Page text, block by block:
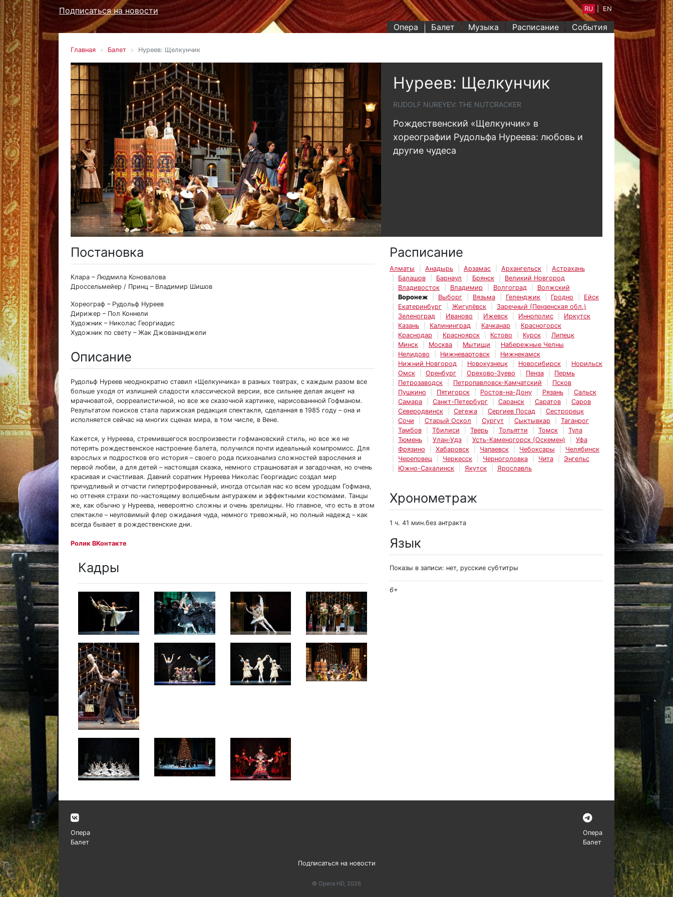
Опера Балет Музыка Расписание События
Подписаться на новости RU EN
Главная Балет Нуреев: Щелкунчик
Нуреев: Щелкунчик
RUDOLF NUREYEV: THE NUTCRACKER
Рождественский «Щелкунчик» в
хореографии Рудольфа Нуреева: любовь и
другие чудеса
Постановка
Клара – Людмила Коновалова
Дроссельмейер / Принц – Владимир Шишов
Хореограф – Рудольф Нуреев
Дирижер – Пол Коннели
Художник – Николас Георгиадис
Художник по свету – Жак Джовананджели
Описание
Рудольф Нуреев неоднократно ставил «Щелкунчика» в разных театрах, с каждым разом все
больше уходя от излишней сладости классической версии, все сильнее делая акцент на
мрачноватой, сюрреалистичной, но все же сказочной картинке, нарисованнной Гофманом.
Результатом поисков стала парижская редакция спектакля, сделанная в 1985 году – она и
исполняется сейчас на многих сценах мира, в том числе, в Вене.
Кажется, у Нуреева, стремившегося воспроизвести гофмановский стиль, но все же не
потерять рождественское настроение балета, получился почти идеальный компромисс. Для
взрослых и подростков его история – своего рода психоанализ сложностей взросления и
первой любви, а для детей – настоящая сказка, немного страшноватая и загадочная, но очень
красивая и счастливая. Давний соратник Нуреева Николас Георгиадис создал мир
причудливый и отчасти гипертрофированный, иногда отсылая нас ко всем уродцам Гофмана,
но оттеняя страхи по-настоящему волшебным антуражем и эффектными костюмами. Танцы
же, как обычно у Нуреева, невероятно сложны и очень зрелищны. Но главное, что есть в этом
спектакле – неуловимый флер ожидания чуда, немного тревожный, но полный надежд – как
всегда бывает в рождественские дни.
Ролик ВКонтакте
Кадры
Расписание
Алматы Анадырь Арзамас Архангельск
Астрахань
Балашов
Барнаул Брянск
Великий Новгород
Владивосток
Владимир Волгоград
Волжский
Воронеж
Выборг Вязьма Геленджик Гродно
Ейск
Екатеринбург
Жигулёвск
Заречный (Пензенская обл.)
Зеленоград
Иваново Ижевск Иннополис
Иркутск
Казань
Калининград Качканар
Красногорск
Краснодар
Красноярск Кстово Курск
Липецк
Минск
Москва Мытищи
Набережные Челны
Нелидово
Нижневартовск
Нижнекамск
Нижний Новгород
Новокузнецк Новосибирск
Норильск
Омск
Оренбург Орехово-Зуево Пенза
Пермь
Петрозаводск
Петропавловск-Камчатский
Псков
Пушкино
Пятигорск Ростов-на-Дону Рязань
Сальск
Самара
Санкт-Петербург Саранск Саратов
Саров
Северодвинск
Сегежа Сергиев Посад
Сестрорецк
Сочи
Старый Оскол Сургут Сыктывкар
Таганрог
Тамбов
Тбилиси Тверь Тольятти Томск
Тула
Тюмень
Улан-Удэ Усть-Каменогорск (Оскемен)
Уфа
Фрязино
Хабаровск Чапаевск Чебоксары
Челябинск
Череповец
Черкесск Черноголовка Чита
Энгельс
Южно-Сахалинск
Якутск Ярославль
Хронометраж
1 ч. 41 мин.без антракта
Язык
Показы в записи: нет, русские субтитры
6+
Опера
Балет
Опера
Балет
Подписаться на новости
© Opera HD, 2026